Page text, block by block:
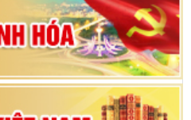
Hóa lần thứ XX, nhiệm kỳ
Đảng bộ xã Yên Thọ lần thứ I,
2030
xã Yên Ninh lần thứ nhất,